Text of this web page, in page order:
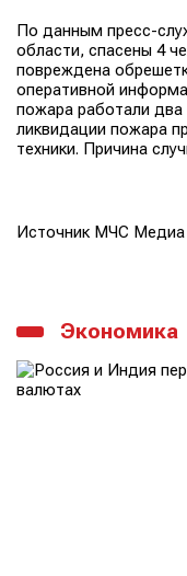
По данным пресс-
области, спасены 4
повреждена
оперативной
пожара работали
ликвидации пожара
техники. Причина
Источник МЧС Медиа
Экономика